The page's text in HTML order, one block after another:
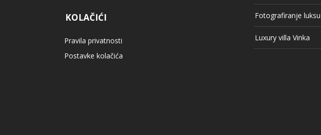
KOLAČIĆI
Pravila privatnosti
Postavke kolačića
Fotografiranje
Luxury villa Vinka